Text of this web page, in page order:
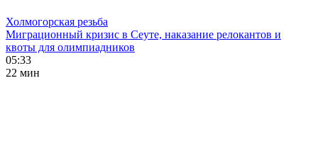
Холмогорская резьба
Миграционный кризис в Сеуте, наказание релокантов и
квоты для олимпиадников
05:33
22 мин